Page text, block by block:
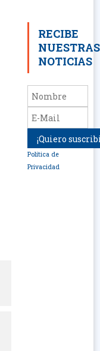
RECIBE
NUESTRAS
NOTICIAS
Política de
Privacidad